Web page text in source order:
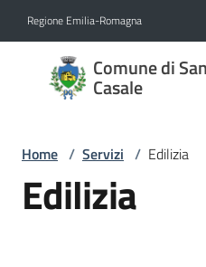
Regione Emilia-Romagna
Comune di
Casale
Comune
di San
in
Casale
Home / Servizi / Edilizia
Edilizia